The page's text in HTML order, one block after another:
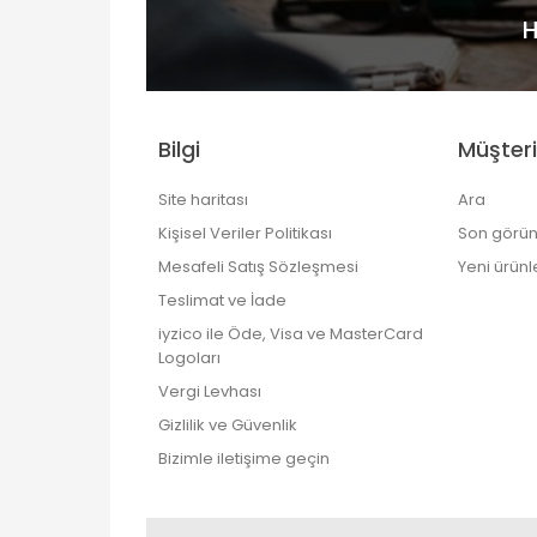
Bilgi
Site haritası
Kişisel Veriler Politikası
Mesafeli Satış Sözleşmesi
Teslimat ve İade
iyzico ile Öde, Visa ve MasterCard
Logoları
Vergi Levhası
Gizlilik ve Güvenlik
Bizimle iletişime geçin
Ara
Son
Yeni